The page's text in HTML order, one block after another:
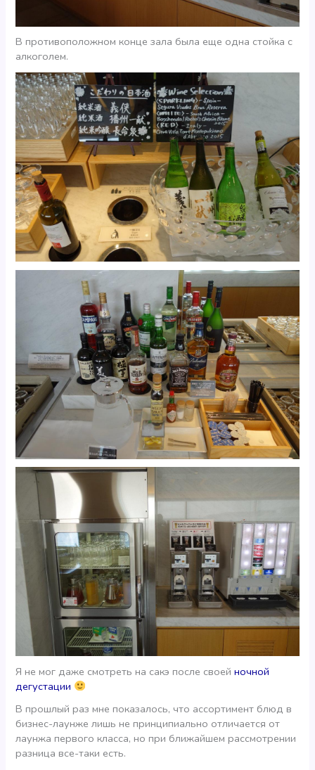
В противоположном конце зала была еще одна стойка с
алкоголем.
Я не мог даже смотреть на сакэ после своейночной
дегустации
В прошлый раз мне показалось, что ассортимент блюд в
бизнес-лаунже лишь не принципиально отличается от
лаунжа первого класса, но при ближайшем рассмотрении
разница все-таки есть.